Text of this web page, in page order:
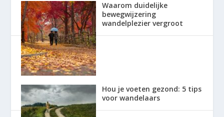
Waarom duidelijke
bewegwijzering
wandelplezier vergroot
Hou je voeten gezond: 5 tips
voor wandelaars